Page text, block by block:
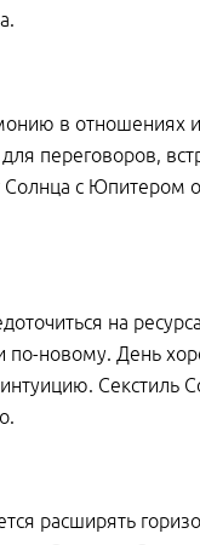
в отношениях
переговоров,
с Юпитером
на
по-новому. День
Секстиль
расширять